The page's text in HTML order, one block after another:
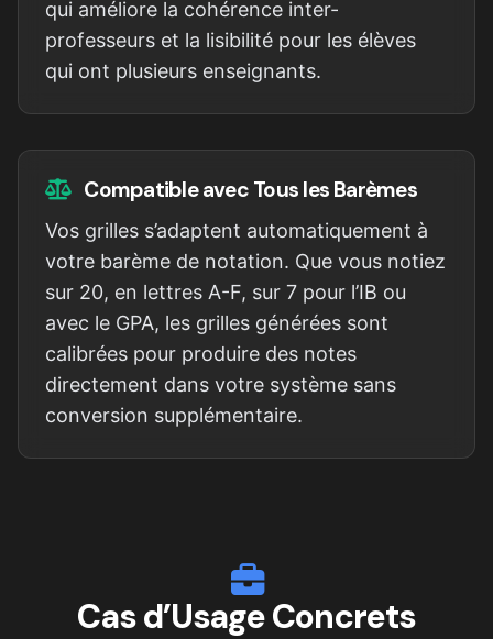
qui améliore la cohérence inter-
professeurs et la lisibilité pour les élèves
qui ont plusieurs enseignants.
Compatible avec Tous les Barèmes
Vos grilles s’adaptent automatiquement à
votre barème de notation. Que vous notiez
sur 20, en lettres A-F, sur 7 pour l’IB ou
avec le GPA, les grilles générées sont
calibrées pour produire des notes
directement dans votre système sans
conversion supplémentaire.
Cas d’Usage Concrets